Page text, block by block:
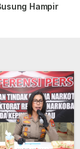
Hampir